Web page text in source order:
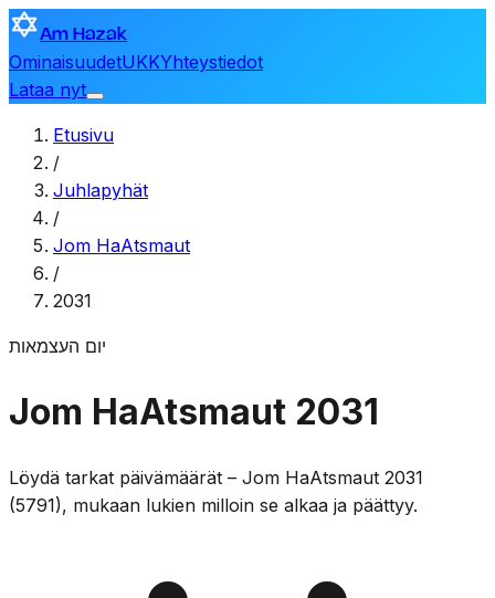
Am Hazak
OminaisuudetUKKYhteystiedot
Lataa nyt
Etusivu
/
Juhlapyhät
/
Jom HaAtsmaut
/
2031
יום העצמאות
Jom HaAtsmaut 2031
Löydä tarkat päivämäärät – Jom HaAtsmaut 2031
(5791), mukaan lukien milloin se alkaa ja päättyy.